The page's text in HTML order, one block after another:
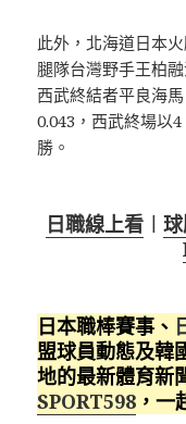
此外，北海道日本
腿隊台灣野手王柏
西武終結者平良海
0.043，西武終場以
勝。
日職線上看
日本職棒賽事、
盟球員動態及韓
地的最新體育新
SPORT598 ，一